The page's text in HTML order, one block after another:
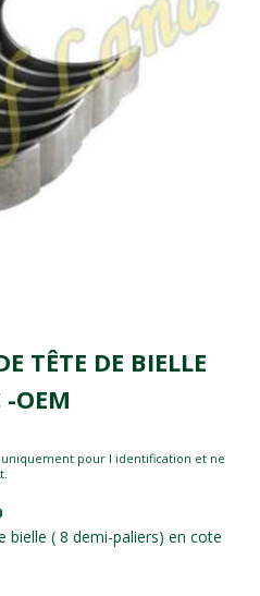
TÊTE DE BIELLE
-OEM
pour l identification et ne
bielle ( 8 demi-paliers) en cote